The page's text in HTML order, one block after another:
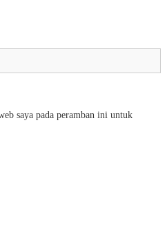
saya pada peramban ini untuk